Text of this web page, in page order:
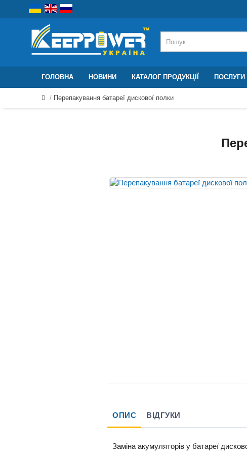
ГОЛОВНА НОВИНИ КАТАЛОГ ПРОДУКЦІЇ ПОСЛУГИ
Перепакування батареї дискової полки
ОПИС ВІДГУКИ
Заміна акумуляторів у батареї